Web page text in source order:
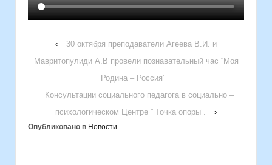
‹
30 октября преподаватели Агеева В.И. и
Мавритопулиди А.В провели познавательный час “Моя
Родина – Россия”
Консультации социального педагога в социально –
психологическом Центре ” Точка опоры”.
›
Опубликовано в Новости